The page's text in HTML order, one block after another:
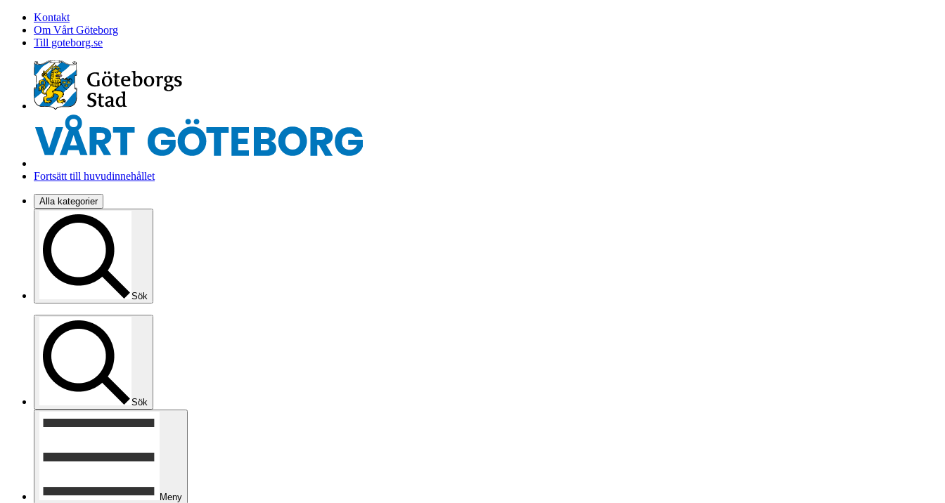
Kontakt
Om Vårt Göteborg
Till goteborg.se
Fortsätt till huvudinnehållet
Alla kategorier
Sök
Sök
Meny